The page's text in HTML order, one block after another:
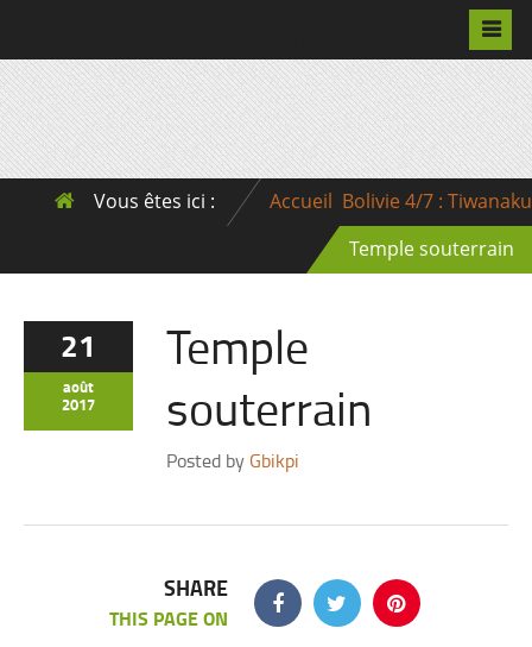
Vous êtes ici : Accueil Bolivie 4/7 : Tiwanaku
Temple souterrain
21
août
2017
Temple
souterrain
Posted by Gbikpi
SHARE
THIS PAGE ON